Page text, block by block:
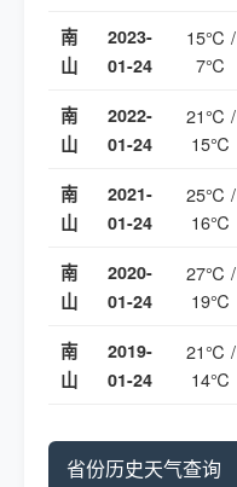
南
山
2023-
01-24
15℃ /
7℃
南
山
2022-
01-24
21℃ /
15℃
南
山
2021-
01-24
25℃ /
16℃
南
山
2020-
01-24
27℃ /
19℃
南
山
2019-
01-24
21℃ /
14℃
省份历史天气查询